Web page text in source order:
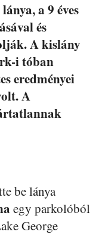
a 9 éves
és
A kislány
i tóban
eredményei
A
be lánya
egy parkolóból
George